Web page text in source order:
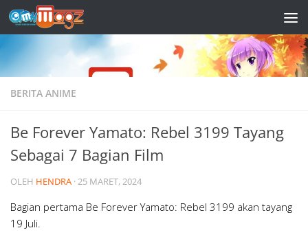
Skip to content
BERITA ANIME
Be Forever Yamato: Rebel 3199 Tayang
Sebagai 7 Bagian Film
OLEH HENDRA ·25 MARET, 2024
Bagian pertama Be Forever Yamato: Rebel 3199 akan tayang
19 Juli.